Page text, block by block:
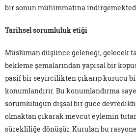
bir sonun mühimmatına
Tarihsel sorumluluk etiği
Müslüman düşünce geleneği, gelecek
bekleme şemalarından yapısal bir
pasif bir seyircilikten çıkarıp kurucu
konumlandırır. Bu konumlandırma
sorumluluğun dışsal bir güce
olmaktan çıkarak mevcut eylemin
sürekliliğe dönüşür. Kurulan bu